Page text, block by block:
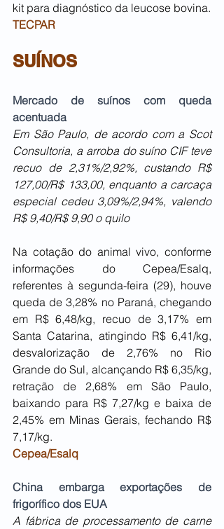
kit para diagnóstico da leucose bovina.
TECPAR
SUÍNOS
Mercado de suínos com queda
acentuada
Em São Paulo, de acordo com a Scot
Consultoria, a arroba do suíno CIF teve
recuo de 2,31%/2,92%, custando R$
127,00/R$ 133,00, enquanto a carcaça
especial cedeu 3,09%/2,94%, valendo
R$ 9,40/R$ 9,90 o quilo
Na cotação do animal vivo, conforme
informações do Cepea/Esalq,
referentes à segunda-feira (29), houve
queda de 3,28% no Paraná, chegando
em R$ 6,48/kg, recuo de 3,17% em
Santa Catarina, atingindo R$ 6,41/kg,
desvalorização de 2,76% no Rio
Grande do Sul, alcançando R$ 6,35/kg,
retração de 2,68% em São Paulo,
baixando para R$ 7,27/kg e baixa de
2,45% em Minas Gerais, fechando R$
7,17/kg.
Cepea/Esalq
China embarga exportações de
frigorífico dos EUA
A fábrica de processamento de carne